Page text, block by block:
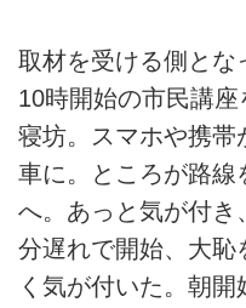
取材を受ける側とな
10時開始の市民講
寝坊。スマホや携帯
車に。ところが路線
へ。あっと気が付き
分遅れで開始、大恥
く気が付いた。朝